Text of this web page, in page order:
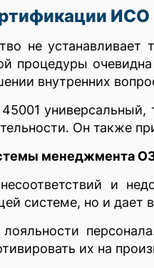
ИСО
не
процедуры
внутренних
универсальный,
Он также
менеджмента
и
системе, но и дает
их на